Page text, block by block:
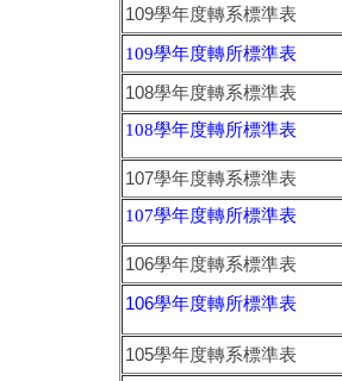
109學年度轉系標準表
109學年度轉所標準表
108學年度轉系標準表
108學年度轉所標準表
107學年度轉系標準表
107學年度轉所標準表
106學年度轉系標準表
106學年度轉所標準表
105學年度轉系標準表